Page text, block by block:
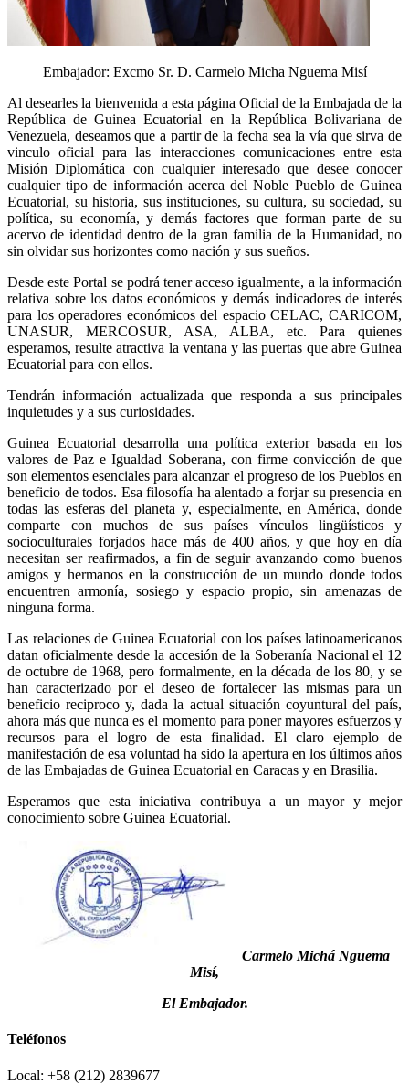
Embajador: Excmo Sr. D. Carmelo Micha Nguema Misí
Al desearles la bienvenida a esta página Oficial de la Embajada de la
República de Guinea Ecuatorial en la República Bolivariana de
Venezuela, deseamos que a partir de la fecha sea la vía que sirva de
vinculo oficial para las interacciones comunicaciones entre esta
Misión Diplomática con cualquier interesado que desee conocer
cualquier tipo de información acerca del Noble Pueblo de Guinea
Ecuatorial, su historia, sus instituciones, su cultura, su sociedad, su
política, su economía, y demás factores que forman parte de su
acervo de identidad dentro de la gran familia de la Humanidad, no
sin olvidar sus horizontes como nación y sus sueños.
Desde este Portal se podrá tener acceso igualmente, a la información
relativa sobre los datos económicos y demás indicadores de interés
para los operadores económicos del espacio CELAC, CARICOM,
UNASUR, MERCOSUR, ASA, ALBA, etc. Para quienes
esperamos, resulte atractiva la ventana y las puertas que abre Guinea
Ecuatorial para con ellos.
Tendrán información actualizada que responda a sus principales
inquietudes y a sus curiosidades.
Guinea Ecuatorial desarrolla una política exterior basada en los
valores de Paz e Igualdad Soberana, con firme convicción de que
son elementos esenciales para alcanzar el progreso de los Pueblos en
beneficio de todos. Esa filosofía ha alentado a forjar su presencia en
todas las esferas del planeta y, especialmente, en América, donde
comparte con muchos de sus países vínculos lingüísticos y
socioculturales forjados hace más de 400 años, y que hoy en día
necesitan ser reafirmados, a fin de seguir avanzando como buenos
amigos y hermanos en la construcción de un mundo donde todos
encuentren armonía, sosiego y espacio propio, sin amenazas de
ninguna forma.
Las relaciones de Guinea Ecuatorial con los países latinoamericanos
datan oficialmente desde la accesión de la Soberanía Nacional el 12
de octubre de 1968, pero formalmente, en la década de los 80, y se
han caracterizado por el deseo de fortalecer las mismas para un
beneficio reciproco y, dada la actual situación coyuntural del país,
ahora más que nunca es el momento para poner mayores esfuerzos y
recursos para el logro de esta finalidad. El claro ejemplo de
manifestación de esa voluntad ha sido la apertura en los últimos años
de las Embajadas de Guinea Ecuatorial en Caracas y en Brasilia.
Esperamos que esta iniciativa contribuya a un mayor y mejor
conocimiento sobre Guinea Ecuatorial.
Carmelo Michá Nguema
Misí,
El Embajador.
Teléfonos
Local: +58 (212) 2839677